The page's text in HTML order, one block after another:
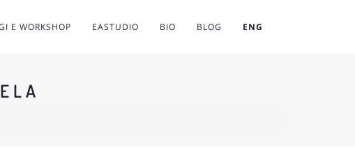
E WORKSHOP EASTUDIO BIO BLOG ENG